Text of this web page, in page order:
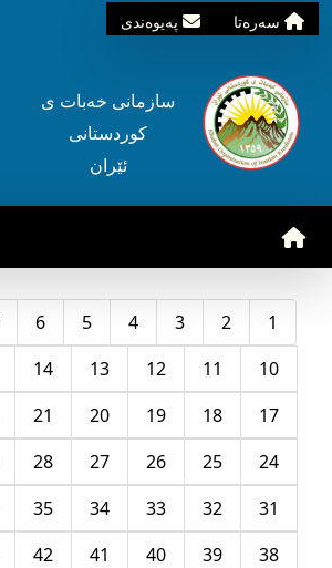
سه‌ره‌تا په‌یوه‌ندی
سازمانی خه‌بات ی
کوردستانی
ئێران
1
2
3
4
5
6
10
11
12
13
14
17
18
19
20
21
24
25
26
27
28
31
32
33
34
35
38
39
40
41
42